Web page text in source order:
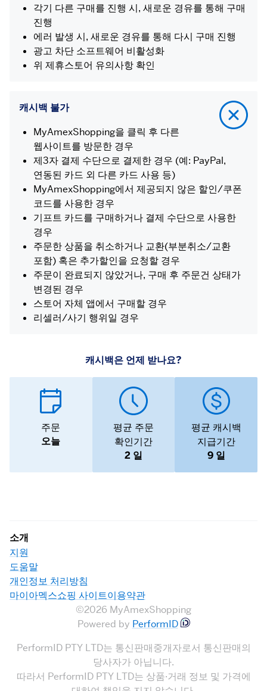
각기 다른 구매를 진행 시, 새로운 경유를 통해 구매
진행
에러 발생 시, 새로운 경유를 통해 다시 구매 진행
광고 차단 소프트웨어 비활성화
위 제휴스토어 유의사항 확인
캐시백 불가
MyAmexShopping을 클릭 후 다른
웹사이트를 방문한 경우
제3자 결제 수단으로 결제한 경우 (예: PayPal,
연동된 카드 외 다른 카드 사용 등)
MyAmexShopping에서 제공되지 않은 할인/쿠폰
코드를 사용한 경우
기프트 카드를 구매하거나 결제 수단으로 사용한
경우
주문한 상품을 취소하거나 교환(부분취소/교환
포함) 혹은 추가할인을 요청할 경우
주문이 완료되지 않았거나, 구매 후 주문건 상태가
변경된 경우
스토어 자체 앱에서 구매할 경우
리셀러/사기 행위일 경우
캐시백은 언제 받나요?
주문
오늘
평균 주문
확인기간
2 일
평균 캐시백
지급기간
9 일
소개
지원
도움말
개인정보 처리방침
마이아멕스쇼핑 사이트이용약관
©2026 MyAmexShopping
Powered by PerformID
PerformID PTY LTD는 통신판매중개자로서 통신판매의
당사자가 아닙니다.
따라서 PerformID PTY LTD는 상품·거래 정보 및 가격에